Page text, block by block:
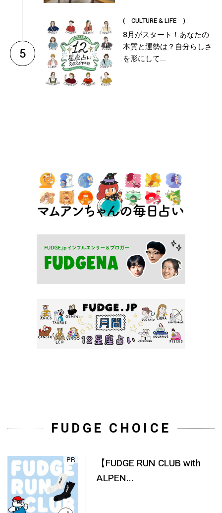
5
( CULTURE & LIFE )
8月がスタート！あなたの
本質と運勢は？自分らしさ
を形にして...
FUDGE CHOICE
【FUDGE RUN CLUB with
ALPEN...